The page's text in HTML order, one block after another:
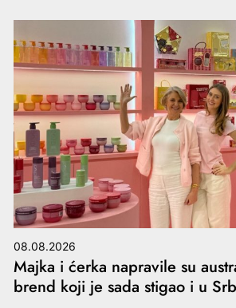
08.08.2026
Majka i ćerka napravile su
brend koji je sada stigao i u